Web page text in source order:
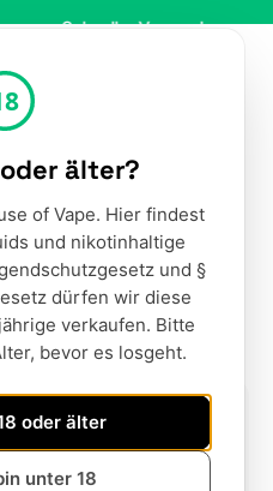
Schneller Versand
Werkzeugleiste anzeigen
Du hast 0
ELFLIQ
älter?
of Vape. Hier findest
und nikotinhaltige
und §
dürfen wir diese
verkaufen. Bitte
bevor es losgeht.
oder älter
unter 18